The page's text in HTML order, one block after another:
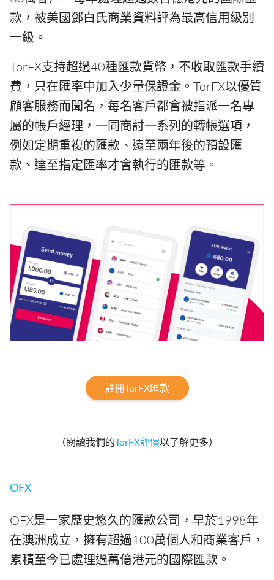
款，被美國鄧白氏商業資料評為最高信用級別
一級。
TorFX支持超過40種匯款貨幣，不收取匯款手續
費，只在匯率中加入少量保證金。TorFX以優質
顧客服務而聞名，每名客戶都會被指派一名專
屬的帳戶經理，一同商討一系列的轉帳選項，
例如定期重複的匯款、遠至兩年後的預設匯
款、達至指定匯率才會執行的匯款等。
註冊TorFX匯款
（閱讀我們的TorFX評價以了解更多）
OFX
OFX是一家歷史悠久的匯款公司，早於1998年
在澳洲成立，擁有超過100萬個人和商業客戶，
累積至今已處理過萬億港元的國際匯款。